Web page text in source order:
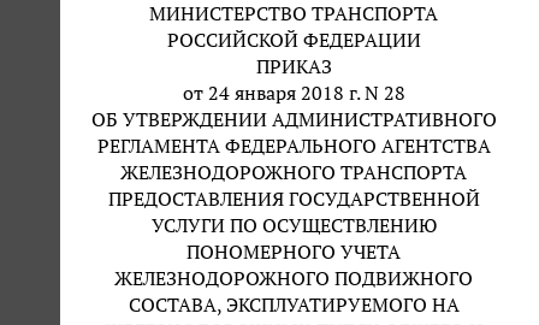
МИНИСТЕРСТВО ТРАНСПОРТА
РОССИЙСКОЙ ФЕДЕРАЦИИ
ПРИКАЗ
от 24 января 2018 г. N 28
ОБ УТВЕРЖДЕНИИ АДМИНИСТРАТИВНОГО
РЕГЛАМЕНТА ФЕДЕРАЛЬНОГО АГЕНТСТВА
ЖЕЛЕЗНОДОРОЖНОГО ТРАНСПОРТА
ПРЕДОСТАВЛЕНИЯ ГОСУДАРСТВЕННОЙ
УСЛУГИ ПО ОСУЩЕСТВЛЕНИЮ
ПОНОМЕРНОГО УЧЕТА
ЖЕЛЕЗНОДОРОЖНОГО ПОДВИЖНОГО
СОСТАВА, ЭКСПЛУАТИРУЕМОГО НА